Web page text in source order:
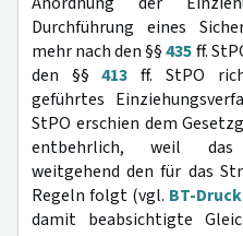
Durchführung eines
mehr nach den §§435ff.
den §§413 ff. StPO
geführtes
StPO erschien dem
entbehrlich, weil das
weitgehend den für das
Regeln folgt (vgl. BT-
damit beabsichtigte